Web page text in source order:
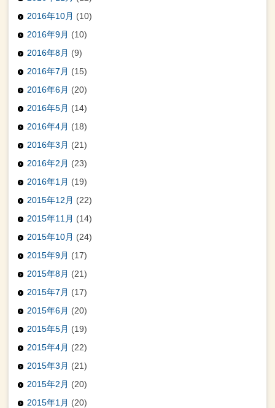
2016年10月 (10)
2016年9月 (10)
2016年8月 (9)
2016年7月 (15)
2016年6月 (20)
2016年5月 (14)
2016年4月 (18)
2016年3月 (21)
2016年2月 (23)
2016年1月 (19)
2015年12月 (22)
2015年11月 (14)
2015年10月 (24)
2015年9月 (17)
2015年8月 (21)
2015年7月 (17)
2015年6月 (20)
2015年5月 (19)
2015年4月 (22)
2015年3月 (21)
2015年2月 (20)
2015年1月 (20)